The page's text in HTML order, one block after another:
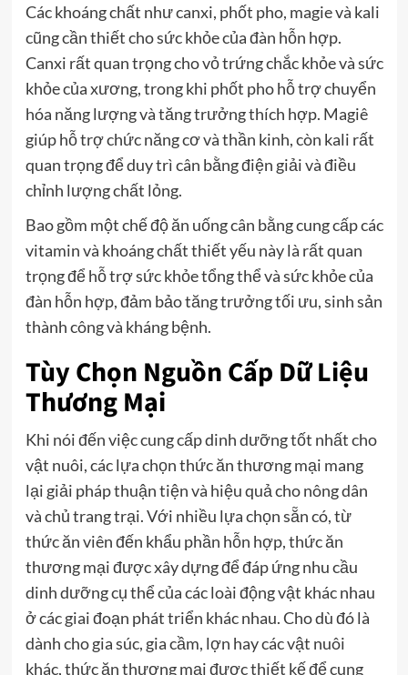
Các khoáng chất như canxi, phốt pho, magie và kali
cũng cần thiết cho sức khỏe của đàn hỗn hợp.
Canxi rất quan trọng cho vỏ trứng chắc khỏe và sức
khỏe của xương, trong khi phốt pho hỗ trợ chuyển
hóa năng lượng và tăng trưởng thích hợp. Magiê
giúp hỗ trợ chức năng cơ và thần kinh, còn kali rất
quan trọng để duy trì cân bằng điện giải và điều
chỉnh lượng chất lỏng.
Bao gồm một chế độ ăn uống cân bằng cung cấp các
vitamin và khoáng chất thiết yếu này là rất quan
trọng để hỗ trợ sức khỏe tổng thể và sức khỏe của
đàn hỗn hợp, đảm bảo tăng trưởng tối ưu, sinh sản
thành công và kháng bệnh.
Tùy Chọn Nguồn Cấp Dữ Liệu
Thương Mại
Khi nói đến việc cung cấp dinh dưỡng tốt nhất cho
vật nuôi, các lựa chọn thức ăn thương mại mang
lại giải pháp thuận tiện và hiệu quả cho nông dân
và chủ trang trại. Với nhiều lựa chọn sẵn có, từ
thức ăn viên đến khẩu phần hỗn hợp, thức ăn
thương mại được xây dựng để đáp ứng nhu cầu
dinh dưỡng cụ thể của các loài động vật khác nhau
ở các giai đoạn phát triển khác nhau. Cho dù đó là
dành cho gia súc, gia cầm, lợn hay các vật nuôi
khác, thức ăn thương mại được thiết kế để cung